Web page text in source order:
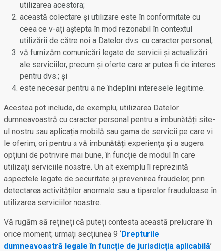
utilizarea acestora;
această colectare și utilizare este în conformitate cu
ceea ce v-ați aștepta în mod rezonabil în contextul
utilizării de către noi a Datelor dvs. cu caracter personal,
vă furnizăm comunicări legate de servicii și actualizări
ale serviciilor, precum și oferte care ar putea fi de interes
pentru dvs.; și
este necesar pentru a ne îndeplini interesele legitime.
Acestea pot include, de exemplu, utilizarea Datelor
dumneavoastră cu caracter personal pentru a îmbunătăți site-
ul nostru sau aplicația mobilă sau gama de servicii pe care vi
le oferim, ori pentru a vă îmbunătăți experiența și a sugera
opțiuni de potrivire mai bune, în funcție de modul în care
utilizați serviciile noastre. Un alt exemplu îl reprezintă
aspectele legate de securitate și prevenirea fraudelor, prin
detectarea activităților anormale sau a tiparelor frauduloase în
utilizarea serviciilor noastre.
Vă rugăm să rețineți că puteți contesta această prelucrare în
orice moment; urmați secțiunea 9 ‘Drepturile
dumneavoastră legale în funcție de jurisdicția aplicabilă’